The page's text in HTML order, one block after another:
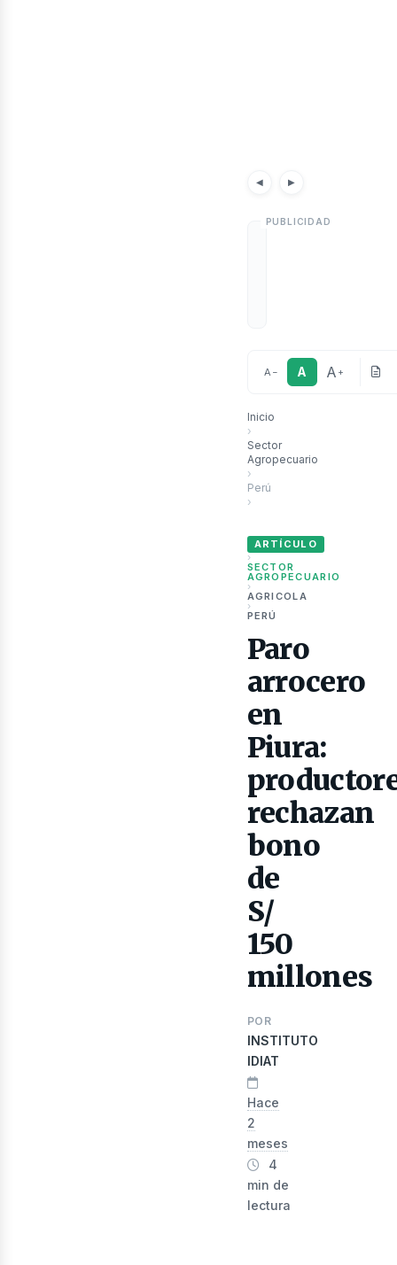
◀ Noticias
▶
A − A A +
Inicio
›
Sector
Agropecuario
›
Perú
›
ARTÍCULO
›
SECTOR
AGROPECUARIO
›
AGRICOLA
›
PERÚ
Paro
arrocero
en
Piura:
rechazan
bono
de
S/
150
millones
POR
INSTITUTO
IDIAT
Hace
2
meses
4
min de
lectura